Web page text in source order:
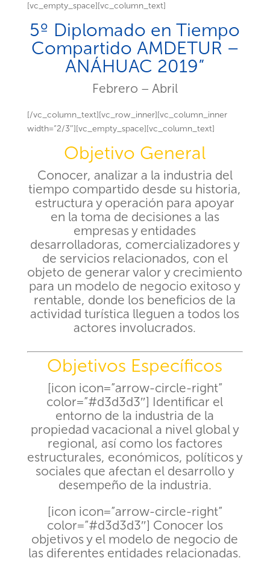
[vc_empty_space][vc_column_text]
5º Diplomado en Tiempo
Compartido AMDETUR –
ANÁHUAC 2019”
Febrero – Abril
[/vc_column_text][vc_row_inner][vc_column_inner
width=”2/3″][vc_empty_space][vc_column_text]
Objetivo General
Conocer, analizar a la industria del
tiempo compartido desde su historia,
estructura y operación para apoyar
en la toma de decisiones a las
empresas y entidades
desarrolladoras, comercializadores y
de servicios relacionados, con el
objeto de generar valor y crecimiento
para un modelo de negocio exitoso y
rentable, donde los beneficios de la
actividad turística lleguen a todos los
actores involucrados.
Objetivos Específicos
[icon icon=”arrow-circle-right”
color=”#d3d3d3″] Identificar el
entorno de la industria de la
propiedad vacacional a nivel global y
regional, así como los factores
estructurales, económicos, políticos y
sociales que afectan el desarrollo y
desempeño de la industria.
[icon icon=”arrow-circle-right”
color=”#d3d3d3″] Conocer los
objetivos y el modelo de negocio de
las diferentes entidades relacionadas.